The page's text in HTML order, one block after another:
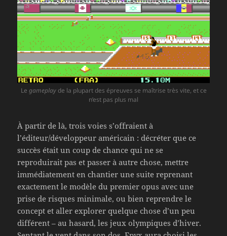
Le gameplayde la plupart des épreuves se maîtrise très vite, et ce
n’est pas plus mal
À partir de là, trois voies s’offraient à
l’éditeur/développeur américain : décréter que ce
succès était un coup de chance qui ne se
reproduirait pas et passer à autre chose, mettre
immédiatement en chantier une suite reprenant
exactement le modèle du premier opus avec une
prise de risques minimale, ou bien reprendre le
concept et aller explorer quelque chose d’un peu
différent – au hasard, les jeux olympiques d’hiver.